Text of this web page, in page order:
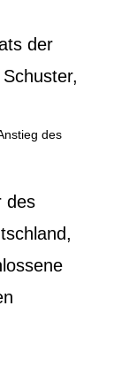
des
des